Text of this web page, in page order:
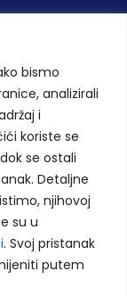
bismo
analizirali
i
koriste se
se ostali
Detaljne
njihovoj
su u
. Svoj pristanak
putem
danas važimo za
strane
DO kantona.